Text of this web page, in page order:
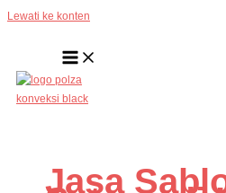
Lewati ke konten
Jasa